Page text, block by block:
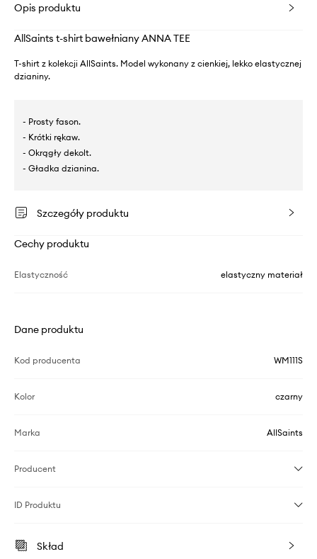
Opis produktu
AllSaints t-shirt bawełniany ANNA TEE
T-shirt z kolekcji AllSaints. Model wykonany z cienkiej, lekko elastycznej
dzianiny.
- Prosty fason.
- Krótki rękaw.
- Okrągły dekolt.
- Gładka dzianina.
Szczegóły produktu
Cechy produktu
Elastyczność elastyczny materiał
Dane produktu
Kod producenta WM111S
Kolor czarny
Marka AllSaints
Producent
ID Produktu
Skład